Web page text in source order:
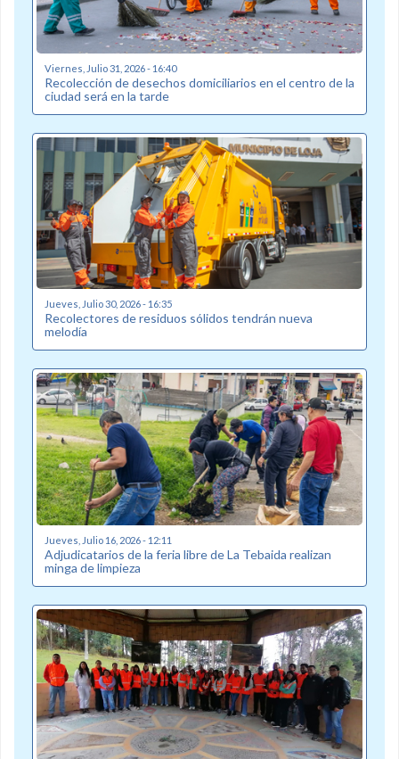
Viernes, Julio 31, 2026 - 16:40
Recolección de desechos domiciliarios en el centro de la
ciudad será en la tarde
Jueves, Julio 30, 2026 - 16:35
Recolectores de residuos sólidos tendrán nueva
melodía
Jueves, Julio 16, 2026 - 12:11
Adjudicatarios de la feria libre de La Tebaida realizan
minga de limpieza